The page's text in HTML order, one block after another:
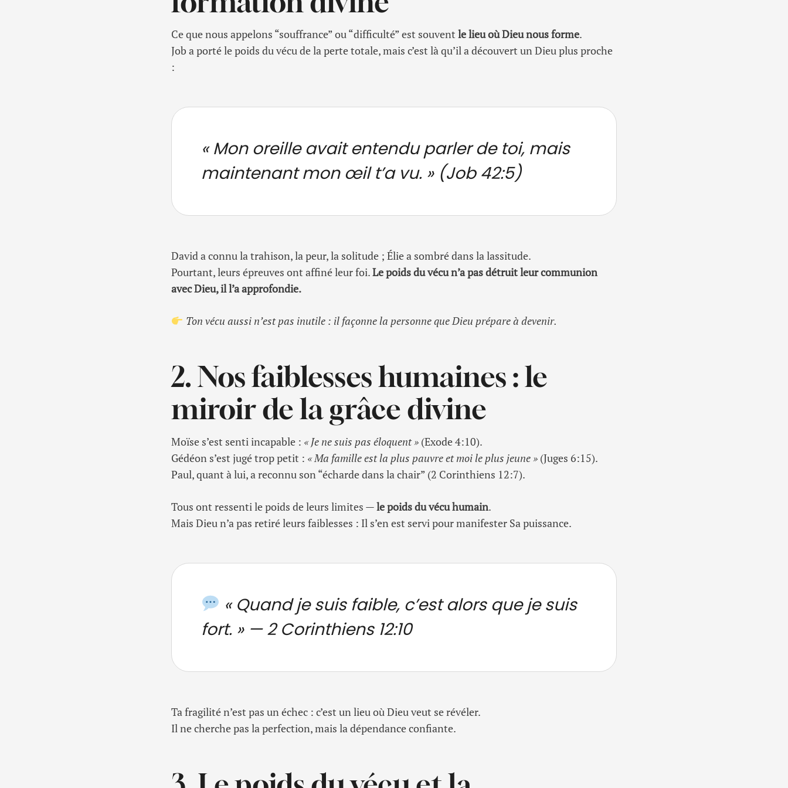
Ce que nous appelons “souffrance” ou “difficulté” est souventle lieu où Dieu nous forme.
Job a porté le poids du vécu de la perte totale, mais c’est là qu’il a découvert un Dieu plus proche
:
« Mon oreille avait entendu parler de toi, mais
maintenant mon œil t’a vu. »(Job 42:5)
David a connu la trahison, la peur, la solitude ; Élie a sombré dans la lassitude.
Pourtant, leurs épreuves ont affiné leur foi.Le poids du vécu n’a pas détruit leur communion
avec Dieu, il l’a approfondie.
Ton vécu aussi n’est pas inutile : il façonne la personne que Dieu prépare à devenir.
2. Nos faiblesses humaines : le
miroir de la grâce divine
Moïse s’est senti incapable : « Je ne suis pas éloquent » (Exode 4:10).
Gédéon s’est jugé trop petit : « Ma famille est la plus pauvre et moi le plus jeune » (Juges 6:15).
Paul, quant à lui, a reconnu son “écharde dans la chair” (2 Corinthiens 12:7).
Tous ont ressenti le poids de leurs limites —le poids du vécu humain.
Mais Dieu n’a pas retiré leurs faiblesses : Il s’en est servi pour manifester Sa puissance.
« Quand je suis faible, c’est alors que je suis
fort. »— 2 Corinthiens 12:10
Ta fragilité n’est pas un échec : c’est un lieu où Dieu veut se révéler.
Il ne cherche pas la perfection, mais la dépendance confiante.